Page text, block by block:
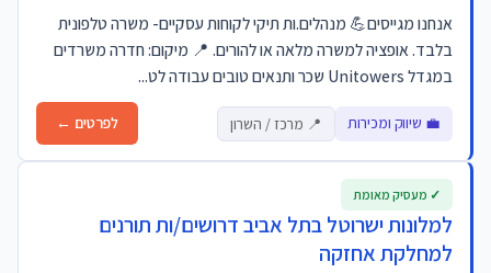
אנחנו מגייסים💪 מנהלים.ות תיקי לקוחות עסקיים- משרה טלפונית
בלבד. אופציה למשרה מלאה או להורים. 📍 מיקום: חדרה משרדים
במגדל Unitowers שכר ותנאים טובים עבודה לט...
💼 שיווק ומכירות 📍 מרכז / השרון לפרטים ←
למלונות ישרוטל בתל אביב דרושים/ות תורנים
למחלקת אחזקה
✓ מעסיק מאומת